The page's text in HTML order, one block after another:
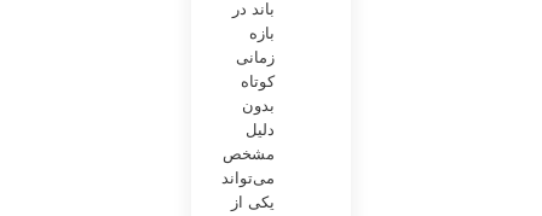
باند در
بازه
زمانی
کوتاه
بدون
دلیل
مشخص
می‌تواند
یکی از